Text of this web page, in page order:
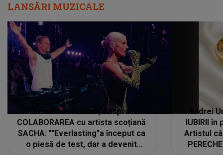
LANSĂRI MUZICALE
Armin van Buuren, despre
COLABORAREA cu artista scoțiană
SACHA: ""Everlasting"a început ca
o piesă de test, dar a devenit
Andrei
IUBIRII
Artistul